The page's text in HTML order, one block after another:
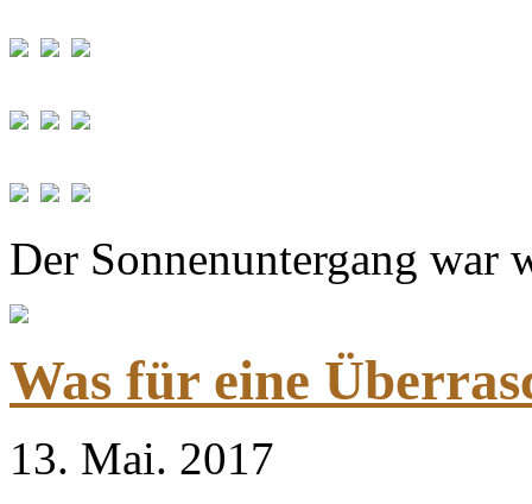
Der Sonnenuntergang war
Was für eine
13. Mai. 2017